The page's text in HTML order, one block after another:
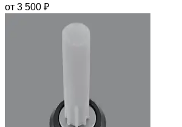
от 3 500 ₽